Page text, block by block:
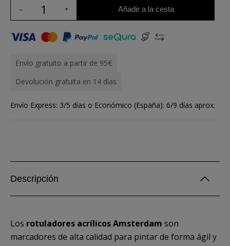
Añadir a la cesta
Envío gratuito a partir de 95€
Devolución gratuita en 14 días
Envío Express: 3/5 días o Económico (España): 6/9 días aprox.
Descripción
Los rotuladores acrílicos Amsterdam son
marcadores de alta calidad para pintar de forma ágil y